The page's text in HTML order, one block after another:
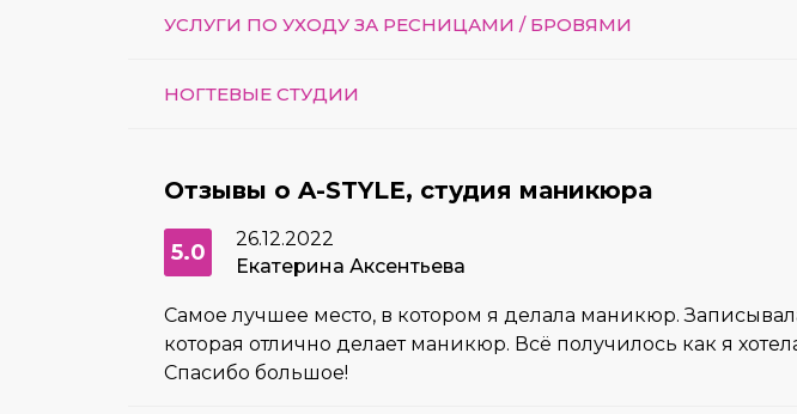
УСЛУГИ ПО УХОДУ ЗА РЕСНИЦАМИ / БРОВЯМИ
НОГТЕВЫЕ СТУДИИ
Отзывы о A-STYLE, студия маникюра
5.0
26.12.2022
Екатерина Аксентьева
Самое лучшее место, в котором я делала маникюр.
которая отлично делает маникюр. Всё получилось как я
Спасибо большое!